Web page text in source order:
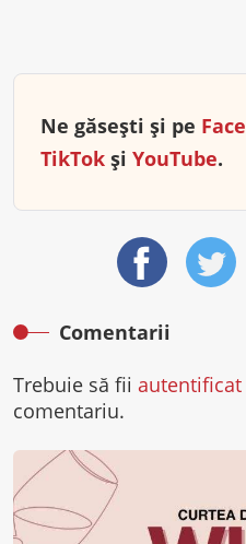
Ne găsești și pe
TikTok și YouTube.
Comentarii
Trebuie să fii autentificat
comentariu.